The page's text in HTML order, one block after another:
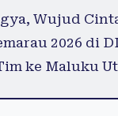
Wujud
2026 di
ke Maluku